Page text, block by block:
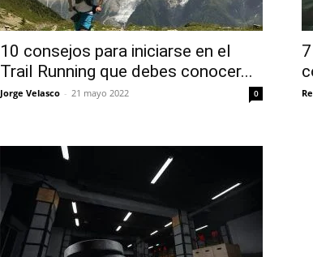
10 consejos para iniciarse en el
Trail Running que debes conocer...
Jorge Velasco - 21 mayo 2022 0